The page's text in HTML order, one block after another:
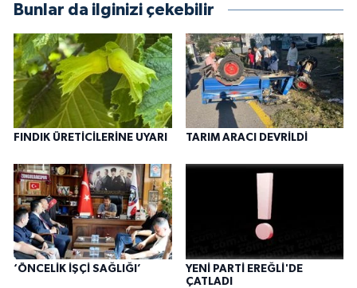
Bunlar da ilginizi çekebilir
FINDIK ÜRETİCİLERİNE UYARI TARIM ARACI DEVRİLDİ
‘ÖNCELİK İŞÇİ SAĞLIĞI’
YENİ PARTİ EREĞLİ'DE
ÇATLADI